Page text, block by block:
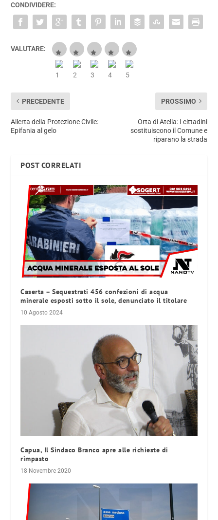
CONDIVIDERE:
VALUTARE:
PRECEDENTE
Allerta della Protezione Civile:
Epifania al gelo
PROSSIMO
Orta di Atella: I cittadini
sostituiscono il Comune e
riparano la strada
POST CORRELATI
Caserta – Sequestrati 456 confezioni di acqua
minerale esposti sotto il sole, denunciato il titolare
10 Agosto 2024
Capua, Il Sindaco Branco apre alle richieste di
rimpasto
18 Novembre 2020